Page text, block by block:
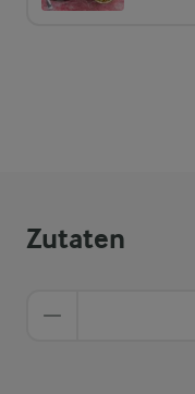
Zutaten